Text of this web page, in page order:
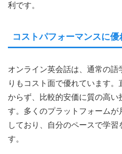
利です。
コストパフォーマンスに優
オンライン英会話は、通常の語
りもコスト面で優れています
からず、比較的安価に質の高い
す。多くのプラットフォームが
しており、自分のペースで学
す。